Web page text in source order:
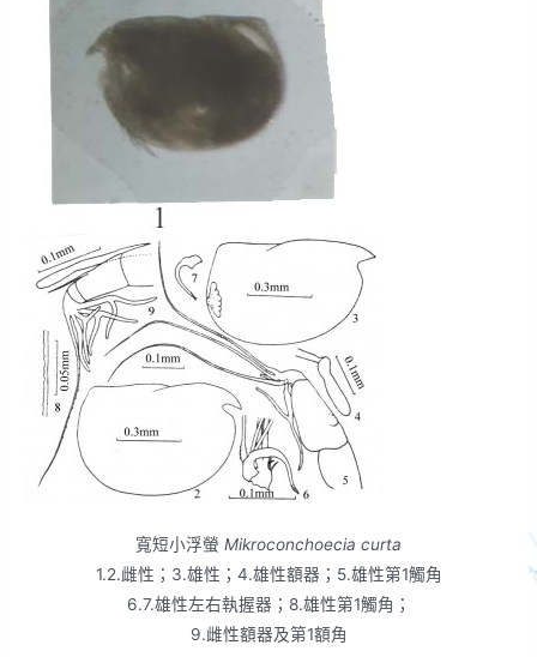
寬短小浮螢 Mikroconchoecia curta
1.2.雌性；3.雄性；4.雄性額器；5.雄性第1觸角
6.7.雄性左右執握器；8.雄性第1觸角；
9.雌性額器及第1額角